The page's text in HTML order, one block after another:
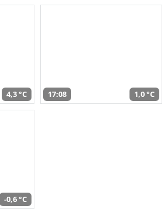
4,3 °C 17:08 1,0 °C
-0,6 °C